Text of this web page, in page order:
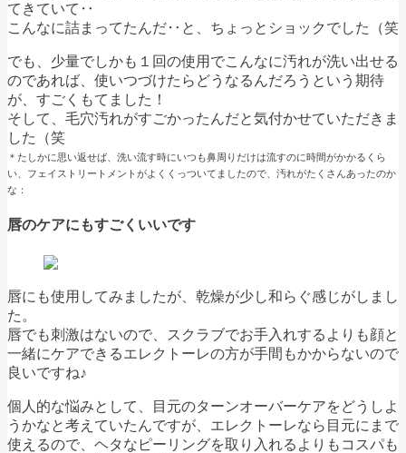
てきていて‥
こんなに詰まってたんだ‥と、ちょっとショックでした（笑
でも、少量でしかも１回の使用でこんなに汚れが洗い出せる
のであれば、使いつづけたらどうなるんだろうという期待
が、すごくもてました！
そして、毛穴汚れがすごかったんだと気付かせていただきま
した（笑
＊たしかに思い返せば、洗い流す時にいつも鼻周りだけは流すのに時間がかかるくら
い、フェイストリートメントがよくくっついてましたので、汚れがたくさんあったのか
な：
唇のケアにもすごくいいです
唇にも使用してみましたが、乾燥が少し和らぐ感じがしまし
た。
唇でも刺激はないので、スクラブでお手入れするよりも顔と
一緒にケアできるエレクトーレの方が手間もかからないので
良いですね♪
個人的な悩みとして、目元のターンオーバーケアをどうしよ
うかなと考えていたんですが、エレクトーレなら目元にまで
使えるので、ヘタなピーリングを取り入れるよりもコスパも